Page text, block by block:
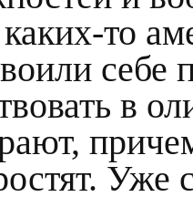
то
себе
в
Уже